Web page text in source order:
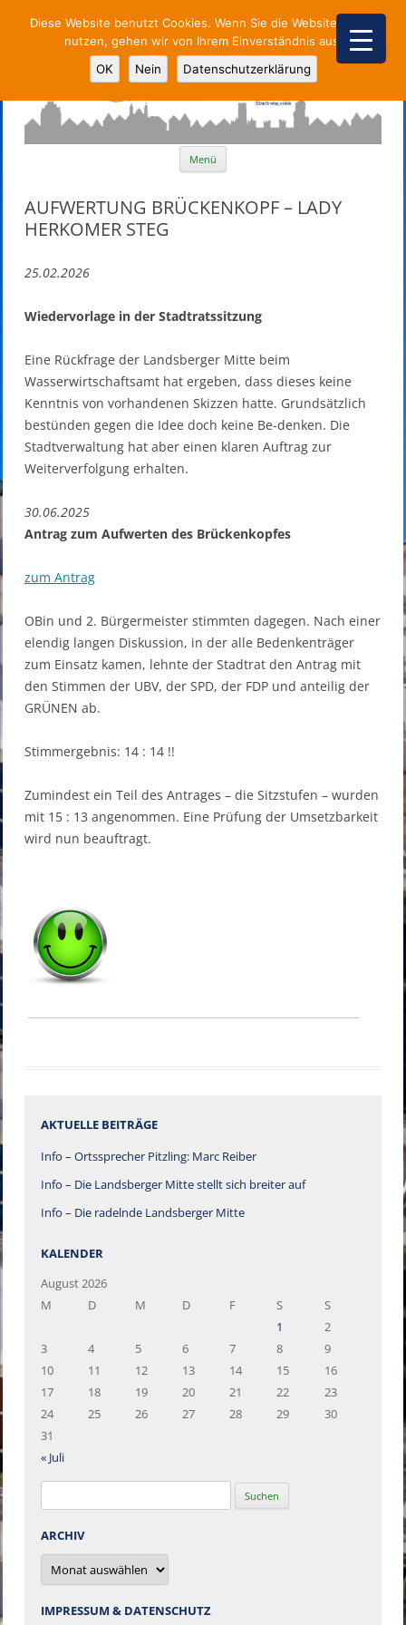
Parteiunabhängige Stadtpolitik
Menü Zum
springen
AUFWERTUNG BRÜCKENKOPF – LADY
HERKOMER STEG
25.02.2026
Wiedervorlage in der Stadtratssitzung
Eine Rückfrage der Landsberger Mitte beim
Wasserwirtschaftsamt hat ergeben, dass dieses keine
Kenntnis von vorhandenen Skizzen hatte. Grundsätzlich
bestünden gegen die Idee doch keine Be-denken. Die
Stadtverwaltung hat aber einen klaren Auftrag zur
Weiterverfolgung erhalten.
30.06.2025
Antrag zum Aufwerten des Brückenkopfes
zum Antrag
OBin und 2. Bürgermeister stimmten dagegen. Nach einer
elendig langen Diskussion, in der alle Bedenkenträger
zum Einsatz kamen, lehnte der Stadtrat den Antrag mit
den Stimmen der UBV, der SPD, der FDP und anteilig der
GRÜNEN ab.
Stimmergebnis: 14 : 14 !!
Zumindest ein Teil des Antrages – die Sitzstufen – wurden
mit 15 : 13 angenommen. Eine Prüfung der Umsetzbarkeit
wird nun beauftragt.
AKTUELLE BEITRÄGE
Info – Ortssprecher Pitzling: Marc Reiber
Info – Die Landsberger Mitte stellt sich breiter auf
Info – Die radelnde Landsberger Mitte
KALENDER
August 2026
M
D M D F S
S
1
2
3
4 5 6 7 8
9
10
11 12 13 14 15
16
17
18 19 20 21 22
23
24
25 26 27 28 29
30
31
« Juli
nach:
ARCHIV
Archiv
IMPRESSUM & DATENSCHUTZ
Diese Website benutzt Cookies. Wenn Sie die Website weiter
nutzen, gehen wir von Ihrem Einverständnis aus.
OK
Nein Datenschutzerklärung